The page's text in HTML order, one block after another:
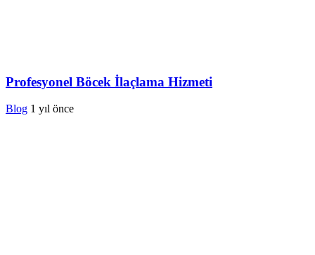
Profesyonel Böcek İlaçlama Hizmeti
Blog 1 yıl önce